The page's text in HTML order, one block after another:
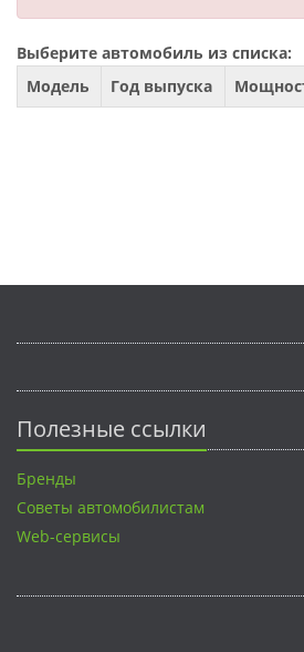
Выберите автомобиль из списка:
Модель
Год выпуска
Полезные ссылки
Бренды
Советы автомобилистам
Web-сервисы